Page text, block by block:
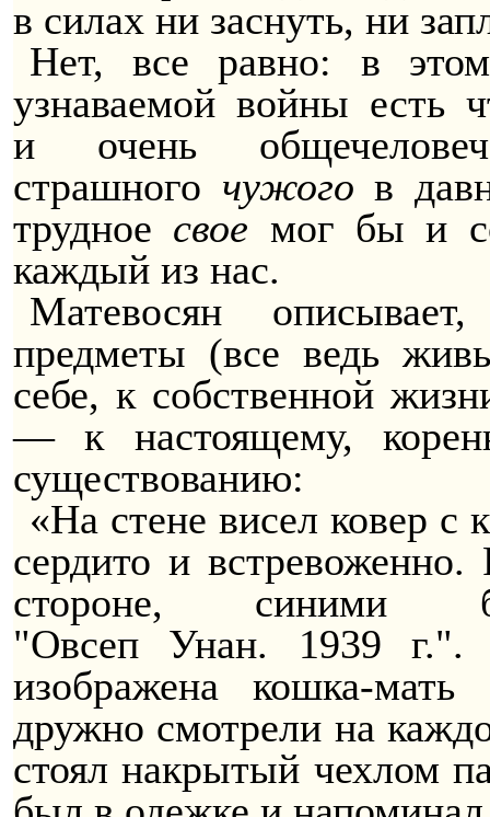
в силах ни заснуть, ни
Нет, все равно: в
узнаваемой войны есть
и очень
страшного чужого в
трудное свое мог бы и
каждый из нас.
Матевосян
предметы (все ведь
себе, к собственной
— к настоящему,
существованию:
«На стене висел ковер с
сердито и встревоженно.
стороне, синими
"Овсеп Унан. 1939 г.".
изображена кошка-
дружно смотрели на
стоял накрытый чехлом